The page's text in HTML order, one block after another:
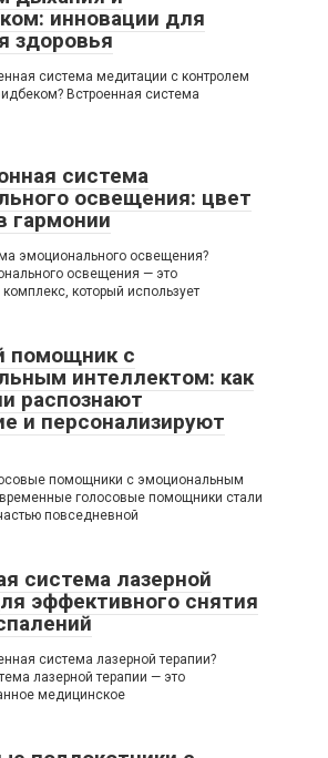
инновации для
здоровья
система медитации с контролем
Встроенная система
система
освещения: цвет
гармонии
эмоционального освещения?
освещения — это
который использует
помощник с
интеллектом: как
распознают
и персонализируют
помощники с эмоциональным
голосовые помощники стали
повседневной
система лазерной
эффективного снятия
система лазерной терапии?
лазерной терапии — это
медицинское